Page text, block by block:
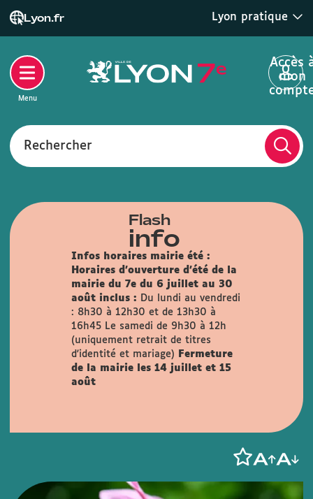
Lyon.fr Lyon pratique
Rechercher
Accès
mon
Menu
Flash
info
Infos horaires mairie été :
Horaires d'ouverture d'été de la
mairie du 7e du 6 juillet au 30
août inclus :
Du lundi au vendredi
: 8h30 à 12h30 et de 13h30 à
16h45
Le samedi de 9h30 à 12h
(uniquement retrait de titres
d'identité et mariage)
Fermeture
de la mairie les 14 juillet et 15
août